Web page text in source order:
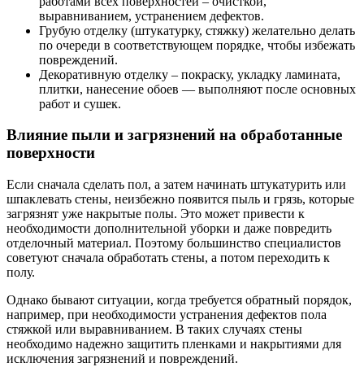
выравниванием, устранением дефектов.
Грубую отделку (штукатурку, стяжку) желательно делать
по очереди в соответствующем порядке, чтобы избежать
повреждений.
Декоративную отделку – покраску, укладку ламината,
плитки, нанесение обоев — выполняют после основных
работ и сушек.
Влияние пыли и загрязнений на обработанные
поверхности
Если сначала сделать пол, а затем начинать штукатурить или
шпаклевать стены, неизбежно появится пыль и грязь, которые
загрязнят уже накрытые полы. Это может привести к
необходимости дополнительной уборки и даже повредить
отделочный материал. Поэтому большинство специалистов
советуют сначала обработать стены, а потом переходить к
полу.
Однако бывают ситуации, когда требуется обратный порядок,
например, при необходимости устранения дефектов пола
стяжкой или выравниванием. В таких случаях стены
необходимо надежно защитить пленками и накрытиями для
исключения загрязнений и повреждений.